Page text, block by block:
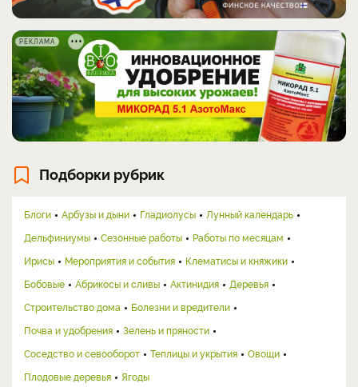
РЕКЛАМА
Подборки рубрик
Блоги Арбузы и дыни Гладиолусы
Лунный календарь
Дельфиниумы
Сезонные работы
Работы по месяцам
Ирисы
Мероприятия и события
Клематисы и княжики
Бобовые
Абрикосы и сливы Актинидия
Деревья
Строительство дома
Болезни и вредители
Почва и удобрения
Зелень и пряности
Соседство и севооборот
Теплицы и укрытия
Овощи
Плодовые деревья
Ягоды